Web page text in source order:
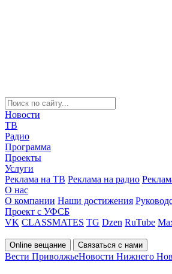
Новости
ТВ
Радио
Программа
Проекты
Услуги
Реклама на ТВ Реклама на радио
О нас
О компании Наши достижения
Проект с УФСБ
VK CLASSMATES TG Dzen RuTube
Online вещание Связаться с нами
Вести ПриволжьеНовости Нижнего